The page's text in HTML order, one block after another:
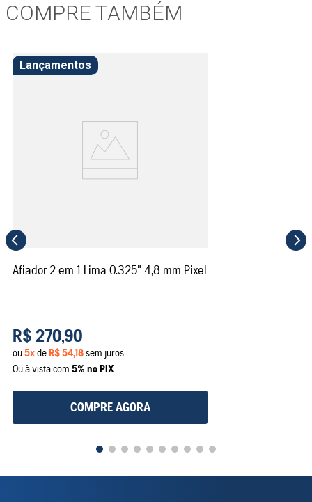
COMPRE TAMBÉM
Lançamentos
Afiador 2 em 1 Lima 0.325" 4,8 mm Pixel
R$ 270,90
ou5xdeR$54,18sem juros
Ou à vista com 5% no PIX
COMPRE AGORA